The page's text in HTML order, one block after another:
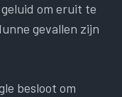
om eruit te
gevallen zijn
besloot om